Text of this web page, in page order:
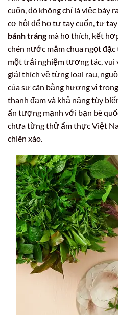
cuốn, đó không chỉ là việc bày
cơ hội để họ tự tay cuốn, tự
bánh trángmà họ thích, kết
chén nước mắm chua ngọt
một trải nghiệm tương tác, vui
giải thích về từng loại rau,
của sự cân bằng hương vị
thanh đạm và khả năng tùy
ấn tượng mạnh với bạn bè
chưa từng thử ẩm thực Việt
chiên xào.